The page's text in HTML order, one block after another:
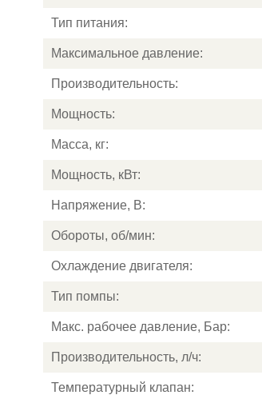
Тип питания:
Максимальное давление:
Производительность:
Мощность:
Масса, кг:
Мощность, кВт:
Напряжение, В:
Обороты, об/мин:
Охлаждение двигателя:
Тип помпы:
Макс. рабочее давление, Бар:
Производительность, л/ч:
Температурный клапан: